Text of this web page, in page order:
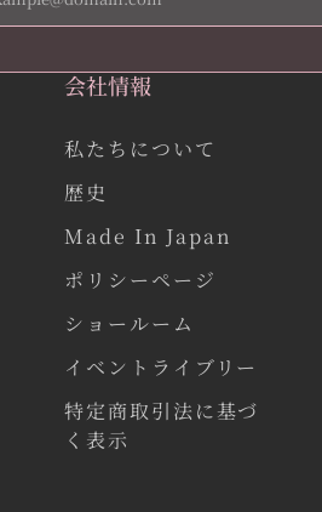
会社情報
私たちについて
歴史
Made In Japan
ポリシーページ
ショールーム
イベントライブリー
特定商取引法に基づ
く表示